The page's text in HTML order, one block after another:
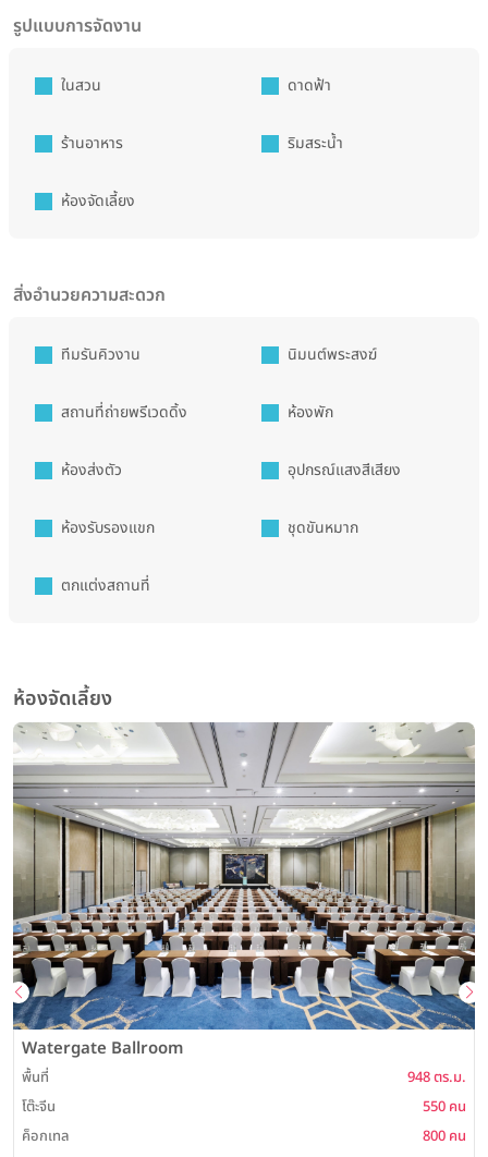
รูปแบบการจัดงาน
ในสวน ดาดฟ้า
ร้านอาหาร ริมสระน้ำ
ห้องจัดเลี้ยง
สิ่งอำนวยความสะดวก
ทีมรันคิวงาน นิมนต์พระสงฆ์
สถานที่ถ่ายพรีเวดดิ้ง ห้องพัก
ห้องส่งตัว อุปกรณ์แสงสีเสียง
ห้องรับรองแขก ชุดขันหมาก
ตกแต่งสถานที่
ห้องจัดเลี้ยง
Watergate Ballroom
พื้นที่
948 ตร.ม.
โต๊ะจีน
550 คน
ค็อกเทล
800 คน